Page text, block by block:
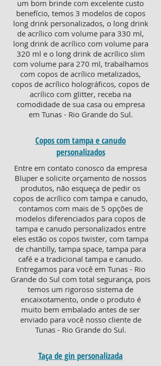
um bom brinde com excelente custo
benefício, temos 3 modelos de copos
long drink personalizados, o long drink
de acrílico com volume para 330 ml,
long drink de acrílico com volume para
320 ml e o long drink de acrílico slim
com volume para 270 ml, trabalhamos
com copos de acrílico metalizados,
copos de acrílico holográficos, copos de
acrílico com glitter, receba na
comodidade de sua casa ou empresa
em Tunas - Rio Grande do Sul.
Copos com tampa e canudo
personalizados
Entre em contato conosco da empresa
Bluper e solicite orçamento de nossos
produtos, não esqueça de pedir os
copos de acrílico com tampa e canudo,
contamos com mais de 5 opções de
modelos diferenciados para copos de
tampa e canudo personalizados entre
eles estão os copos twister, com tampa
de chantilly, tampa space, tampa para
café e a tradicional tampa e canudo.
Entregamos para você em Tunas - Rio
Grande do Sul com total segurança, pois
temos um rigoroso sistema de
encaixotamento, onde o produto é
muito bem embalado antes de ser
enviado para você nosso cliente de
Tunas - Rio Grande do Sul.
Taça de gin personalizada